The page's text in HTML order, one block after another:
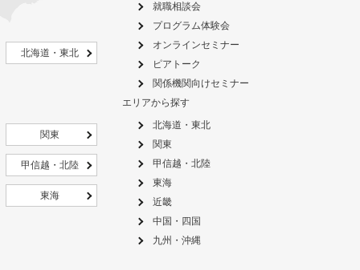
北海道・東北
関東
甲信越・北陸
東海
就職相談会
プログラム体験会
オンラインセミナー
ピアトーク
関係機関向けセミナー
エリアから探す
北海道・東北
関東
甲信越・北陸
東海
近畿
中国・四国
九州・沖縄